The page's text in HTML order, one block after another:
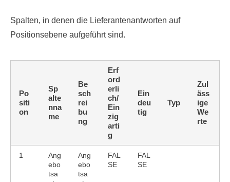
Spalten, in denen die Lieferantenantworten auf
Positionsebene aufgeführt sind.
Po
siti
on
Sp
alte
nna
me
Be
sch
rei
bu
ng
Erf
ord
erli
ch/
Ein
zig
arti
g
Ein
deu
tig
Typ
Zul
äss
ige
We
rte
1
Ang
ebo
tsa
Ang
ebo
tsa
FAL
SE
FAL
SE